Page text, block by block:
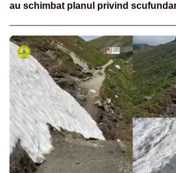
au schimbat planul privind